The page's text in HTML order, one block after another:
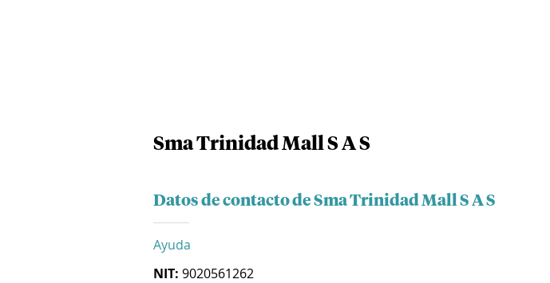
Sma Trinidad Mall S A S
Datos de contacto de Sma Trinidad Mall S A S
Ayuda
NIT: 9020561262